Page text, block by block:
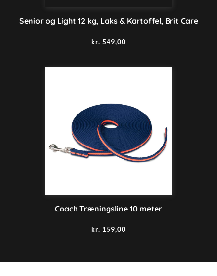
Senior og Light 12 kg, Laks & Kartoffel, Brit Care
kr. 549,00
Coach Træningsline 10 meter
kr. 159,00